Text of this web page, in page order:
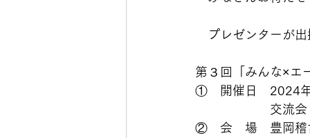
プレゼンターが出
第３回「みんな×エ
①　開催日　2024
交流会（参加
②　会　場　豊岡